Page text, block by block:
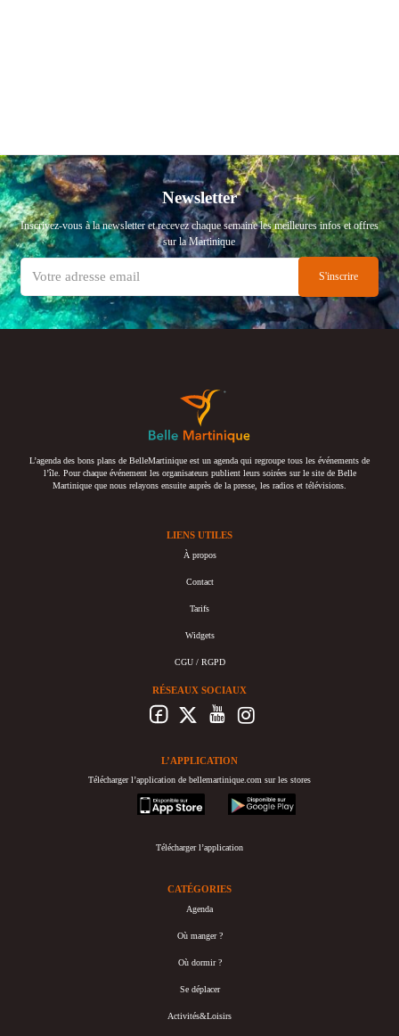
Newsletter
Inscrivez-vous à la newsletter et recevez chaque semaine les meilleures infos et offres
sur la Martinique
L’agenda des bons plans de BelleMartinique est un agenda qui regroupe tous les événements de
l’île. Pour chaque événement les organisateurs publient leurs soirées sur le site de Belle
Martinique que nous relayons ensuite auprès de la presse, les radios et télévisions.
LIENS UTILES
À propos
Contact
Tarifs
Widgets
CGU / RGPD
RÉSEAUX SOCIAUX
L’APPLICATION
Télécharger l’application de bellemartinique.com sur les stores
appstore
googleplay
Télécharger l’application
CATÉGORIES
Agenda
Où manger ?
Où dormir ?
Se déplacer
Activités&Loisirs